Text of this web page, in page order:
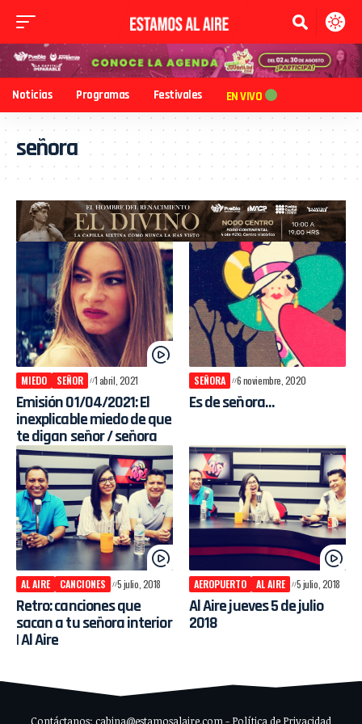
Noticias Programas Festivales EN VIVO
señora
MIEDO SEÑOR 1 abril, 2021
Emisión 01/04/2021: El
inexplicable miedo de que
te digan señor / señora
SEÑORA 6 noviembre, 2020
Es de señora…
AL AIRE CANCIONES 5 julio, 2018
Retro: canciones que
sacan a tu señora interior
| Al Aire
AEROPUERTO AL AIRE 5 julio, 2018
Al Aire jueves 5 de julio
2018
Contáctanos: cabina@estamosalaire.com - Política de Privacidad